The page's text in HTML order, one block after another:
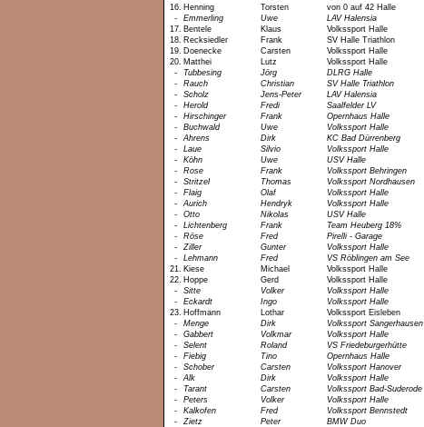
16. Henning Torsten von 0 auf 42 Halle
-
Emmerling Uwe LAV Halensia
17. Bentele Klaus Volkssport Halle
18. Recksiedler Frank SV Halle Triathlon
19. Doenecke Carsten Volkssport Halle
20. Matthei Lutz Volkssport Halle
-
Tubbesing Jörg DLRG Halle
-
Rauch Christian SV Halle Triathlon
-
Scholz Jens-Peter LAV Halensia
-
Herold Fredi Saalfelder LV
-
Hirschinger Frank Opernhaus Halle
-
Buchwald Uwe Volkssport Halle
-
Ahrens Dirk KC Bad Dürrenberg
-
Laue Silvio Volkssport Halle
-
Köhn Uwe USV Halle
-
Rose Frank Volkssport Behringen
-
Stritzel Thomas Volkssport Nordhausen
-
Flaig Olaf Volkssport Halle
-
Aurich Hendryk Volkssport Halle
-
Otto Nikolas USV Halle
-
Lichtenberg Frank Team Heuberg 18%
-
Röse Fred Pirelli - Garage
-
Ziller Gunter Volkssport Halle
-
Lehmann Fred VS Röblingen am See
21.
Kiese Michael Volkssport Halle
22. Hoppe Gerd Volkssport Halle
-
Sitte Volker Volkssport Halle
-
Eckardt Ingo Volkssport Halle
23. Hoffmann Lothar Volkssport Eisleben
-
Menge Dirk Volkssport Sangerhausen
-
Gabbert Volkmar Volkssport Halle
-
Selent Roland VS Friedeburgerhütte
-
Fiebig Tino Opernhaus Halle
-
Schober Carsten Volkssport Hanover
-
Alk Dirk Volkssport Halle
-
Tarant Carsten Volkssport Bad-Suderode
-
Peters Volker Volkssport Halle
-
Kalkofen Fred Volkssport Bennstedt
-
Zietz Peter BMW Duo